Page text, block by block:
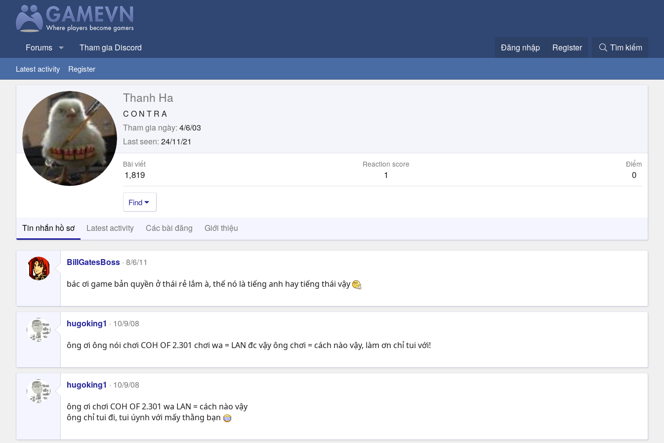
Forums Tham gia Discord Đăng nhập Register Tìm kiếm
Latest activity Register
Thanh Ha
C O N T R A
Tham gia ngày 4/6/03
Last seen 24/11/21
Bài viết
1,819
Reaction score
1
Điểm
0
Find
Tin nhắn hồ sơ Latest activity Các bài đăng Giới thiệu
BillGatesBoss 8/6/11
bác ơi game bản quyền ở thái rẻ lắm à, thế nó là tiếng anh hay tiếng thái vậy
hugoking1 10/9/08
ông ơi ông nói chơi COH OF 2.301 chơi wa = LAN đc vậy ông chơi = cách nào vậy, làm ơn chỉ tui với!
hugoking1 10/9/08
ông ơi chơi COH OF 2.301 wa LAN = cách nào vậy
ông chỉ tui đi, tui úynh với mấy thằng bạn